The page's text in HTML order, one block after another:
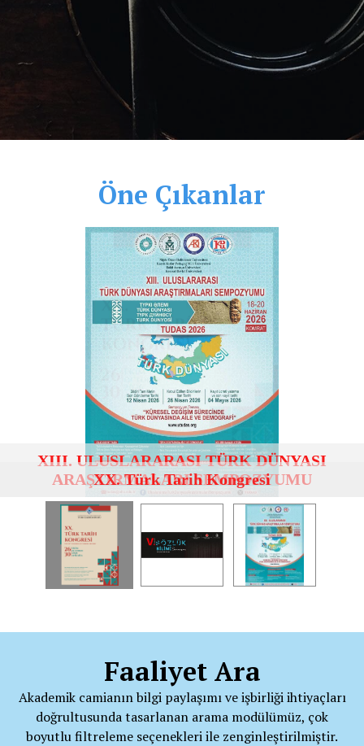
Öne Çıkanlar
XX. Türk Tarih Kongresi
Faaliyet Ara
Akademik camianın bilgi paylaşımı ve işbirliği ihtiyaçları
doğrultusunda tasarlanan arama modülümüz, çok
boyutlu filtreleme seçenekleri ile zenginleştirilmiştir.